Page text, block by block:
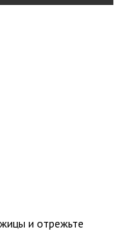
и отрежьте